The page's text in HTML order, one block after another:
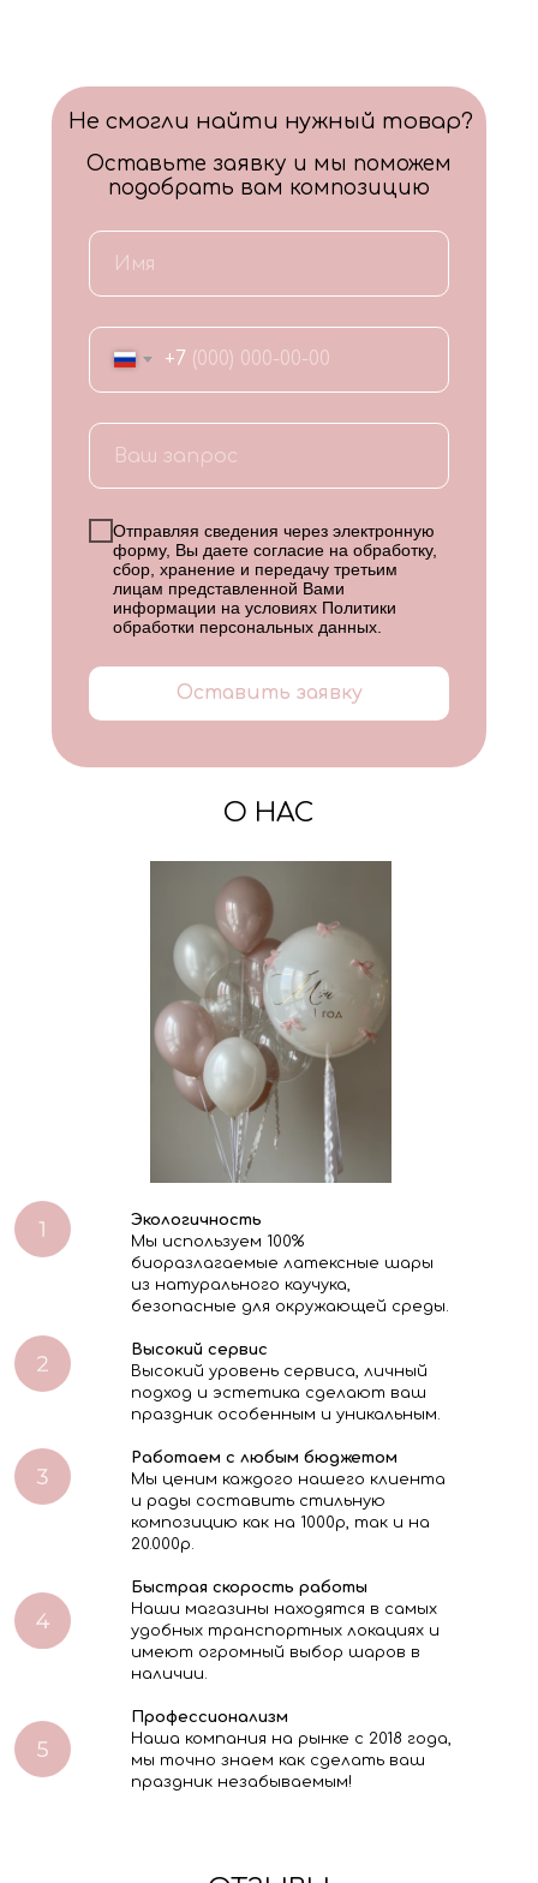
+7
Отправляя сведения через электронную
форму, Вы даете согласие на обработку,
сбор, хранение и передачу третьим
лицам представленной Вами
информации на условиях Политики
обработки персональных данных
Оставить заявку
Не смогли найти нужный товар?
Оставьте заявку и мы поможем
подобрать вам композицию
О НАС
Экологичность
Мы используем 100%
биоразлагаемые латексные шары
из натурального каучука,
безопасные для окружающей среды.
Высокий сервис
Высокий уровень сервиса, личный
подход и эстетика сделают ваш
праздник особенным и уникальным.
Работаем с любым бюджетом
Мы ценим каждого нашего клиента
и рады составить стильную
композицию как на 1000р, так и на
20.000р.
Быстрая скорость работы
Наши магазины находятся в самых
удобных транспортных локациях и
имеют огромный выбор шаров в
наличии.
Профессионализм
Наша компания на рынке с 2018 года,
мы точно знаем как сделать ваш
праздник незабываемым!